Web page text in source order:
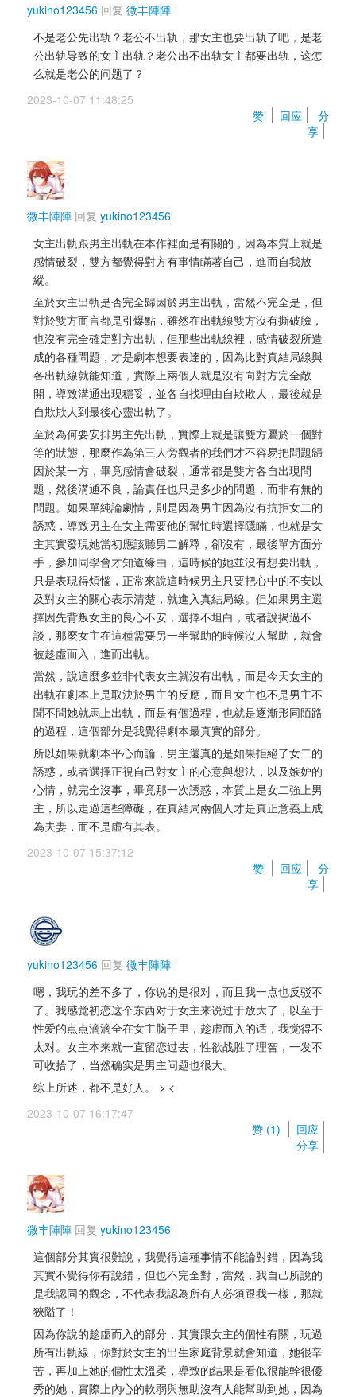
yukino123456 回复 微丰陣陣
不是老公先出轨？老公不出轨，那女主也要出轨了吧，是老
公出轨导致的女主出轨？老公出不出轨女主都要出轨，这怎
么就是老公的问题了？
2023-10-07 11:48:25
赞
回应
分
享
微丰陣陣 回复 yukino123456
女主出軌跟男主出軌在本作裡面是有關的，因為本質上就是
感情破裂，雙方都覺得對方有事情瞞著自己，進而自我放
縱。
至於女主出軌是否完全歸因於男主出軌，當然不完全是，但
對於雙方而言都是引爆點，雖然在出軌線雙方沒有撕破臉，
也沒有完全確定對方出軌，但那些出軌線裡，感情破裂所造
成的各種問題，才是劇本想要表達的，因為比對真結局線與
各出軌線就能知道，實際上兩個人就是沒有向對方完全敞
開，導致溝通出現穩妥，並各自找理由自欺欺人，最後就是
自欺欺人到最後心靈出軌了。
至於為何要安排男主先出軌，實際上就是讓雙方屬於一個對
等的狀態，那麼作為第三人旁觀者的我們才不容易把問題歸
因於某一方，畢竟感情會破裂，通常都是雙方各自出現問
題，然後溝通不良，論責任也只是多少的問題，而非有無的
問題。如果單純論劇情，則是因為男主因為沒有抗拒女二的
誘惑，導致男主在女主需要他的幫忙時選擇隱瞞，也就是女
主其實發現她當初應該聽男二解釋，卻沒有，最後單方面分
手，參加同學會才知道緣由，這時候的她並沒有想要出軌，
只是表現得煩惱，正常來說這時候男主只要把心中的不安以
及對女主的關心表示清楚，就進入真結局線。但如果男主選
擇因先背叛女主的良心不安，選擇不坦白，或者說揭過不
談，那麼女主在這種需要另一半幫助的時候沒人幫助，就會
被趁虛而入，進而出軌。
當然，說這麼多並非代表女主就沒有出軌，而是今天女主的
出軌在劇本上是取決於男主的反應，而且女主也不是男主不
聞不問她就馬上出軌，而是有個過程，也就是逐漸形同陌路
的過程，這個部分是我覺得劇本最真實的部分。
所以如果就劇本平心而論，男主還真的是如果拒絕了女二的
誘惑，或者選擇正視自己對女主的心意與想法，以及嫉妒的
心情，就完全沒事，畢竟那一次誘惑，本質上是女二強上男
主，所以走過這些障礙，在真結局兩個人才是真正意義上成
為夫妻，而不是虛有其表。
2023-10-07 15:37:12
赞
回应
分
享
yukino123456 回复 微丰陣陣
嗯，我玩的差不多了，你说的是很对，而且我一点也反驳不
了。我感觉初恋这个东西对于女主来说过于放大了，以至于
性爱的点点滴滴全在女主脑子里，趁虚而入的话，我觉得不
太对。女主本来就一直留恋过去，性欲战胜了理智，一发不
可收拾了，当然确实是男主问题也很大。
综上所述，都不是好人。 > <
2023-10-07 16:17:47
赞 (1)
回应
分享
微丰陣陣 回复 yukino123456
這個部分其實很難說，我覺得這種事情不能論對錯，因為我
其實不覺得你有說錯，但也不完全對，當然，我自己所說的
是我認同的觀念，不代表我認為所有人必須跟我一樣，那就
狹隘了！
因為你說的趁虛而入的部分，其實跟女主的個性有關，玩過
所有出軌線，你對於女主的出生家庭背景就會知道，她很辛
苦，再加上她的個性太溫柔，導致的結果是看似很能幹很優
秀的她，實際上內心的軟弱與無助沒有人能幫助到她，因為